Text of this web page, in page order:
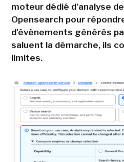
moteur dédié d'analyse
Opensearch pour
d'évènements générés
saluent la démarche, ils
limites.